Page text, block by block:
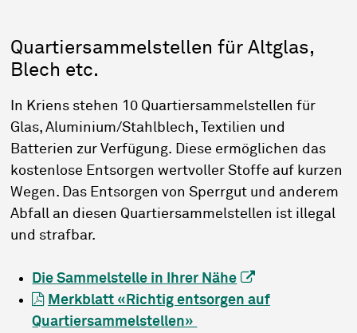
Quartiersammelstellen für Altglas,
Blech etc.
In Kriens stehen 10 Quartiersammelstellen für
Glas, Aluminium/Stahlblech, Textilien und
Batterien zur Verfügung. Diese ermöglichen das
kostenlose Entsorgen wertvoller Stoffe auf kurzen
Wegen. Das Entsorgen von Sperrgut und anderem
Abfall an diesen Quartiersammelstellen ist illegal
und strafbar.
Die Sammelstelle in Ihrer Nähe
Merkblatt «Richtig entsorgen auf
Quartiersammelstellen»